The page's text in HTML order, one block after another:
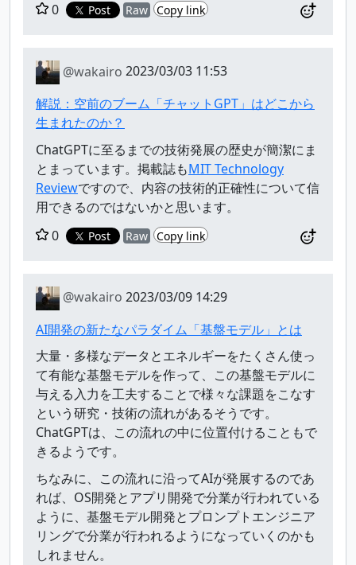
0
Post Raw Copy link
@wakairo 2023/03/03 11:53
解説：空前のブーム「チャットGPT」はどこから
生まれたのか？
ChatGPTに至るまでの技術発展の歴史が簡潔にま
とまっています。掲載誌もMIT Technology
Reviewですので、内容の技術的正確性について信
用できるのではないかと思います。
0
Post Raw Copy link
@wakairo 2023/03/09 14:29
AI開発の新たなパラダイム「基盤モデル」とは
大量・多様なデータとエネルギーをたくさん使っ
て有能な基盤モデルを作って、この基盤モデルに
与える入力を工夫することで様々な課題をこなす
という研究・技術の流れがあるそうです。
ChatGPTは、この流れの中に位置付けることもで
きるようです。
ちなみに、この流れに沿ってAIが発展するのであ
れば、OS開発とアプリ開発で分業が行われている
ように、基盤モデル開発とプロンプトエンジニア
リングで分業が行われるようになっていくのかも
しれません。